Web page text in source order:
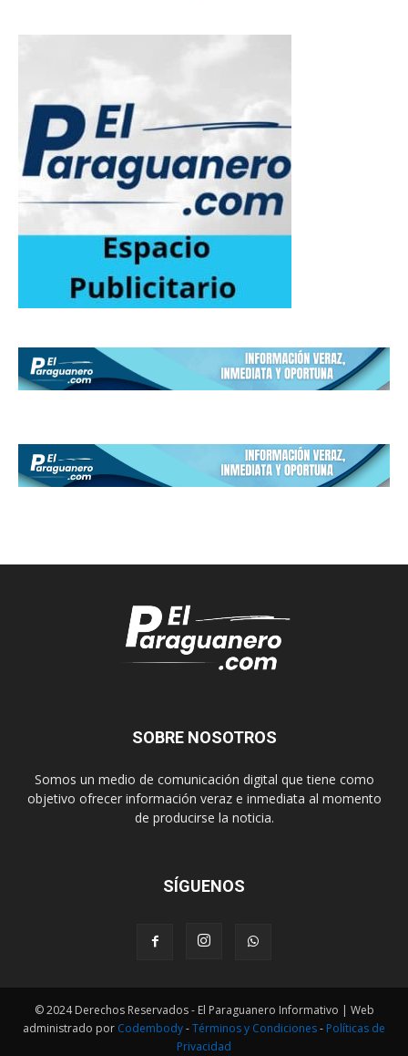
SOBRE NOSOTROS
Somos un medio de comunicación digital que tiene como
objetivo ofrecer información veraz e inmediata al momento
de producirse la noticia.
SÍGUENOS
© 2024 Derechos Reservados - El Paraguanero Informativo | Web
administrado por Codembody-Términos y Condiciones- Políticas de
Privacidad